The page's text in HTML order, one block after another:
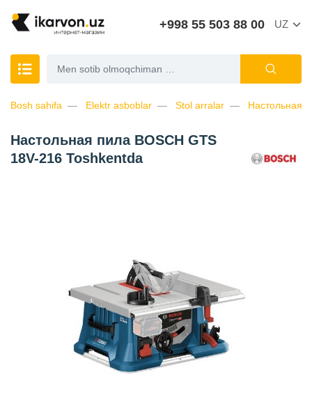
+998 55 503 88 00 UZ
Bosh sahifa Elektr asboblar Stol arralar Настольная
Настольная пила BOSCH GTS
18V-216 Toshkentda